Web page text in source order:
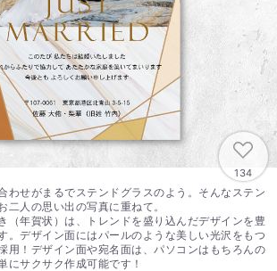
134
わせがまるでステンドグラスのよう。そんなステン
二人の思い出の写真に重ねて。
（年賀状）は、トレンドを盛り込んだデザインを豊
。デザイン面にはパールのような美しい光沢をもつ
用！デザイン面や宛名面は、パソコンはもちろんの
にサクサク作成可能です！